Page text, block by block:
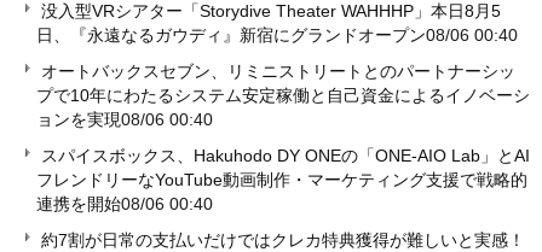
没入型VRシアター「Storydive Theater WAHHHP」本日8月5
日、『永遠なるガウディ』新宿にグランドオープン08/06 00:40
オートバックスセブン、リミニストリートとのパートナーシッ
プで10年にわたるシステム安定稼働と自己資金によるイノベーシ
ョンを実現08/06 00:40
スパイスボックス、Hakuhodo DY ONEの「ONE-AIO Lab」とAI
フレンドリーなYouTube動画制作・マーケティング支援で戦略的
連携を開始08/06 00:40
約7割が日常の支払いだけではクレカ特典獲得が難しいと実感！